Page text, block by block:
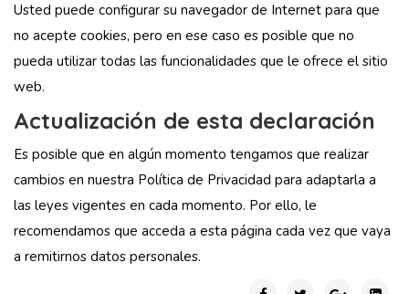
Usted puede configurar su navegador de Internet para que
no acepte cookies, pero en ese caso es posible que no
pueda utilizar todas las funcionalidades que le ofrece el sitio
web.
Actualización de esta declaración
Es posible que en algún momento tengamos que realizar
cambios en nuestra Política de Privacidad para adaptarla a
las leyes vigentes en cada momento. Por ello, le
recomendamos que acceda a esta página cada vez que vaya
a remitirnos datos personales.